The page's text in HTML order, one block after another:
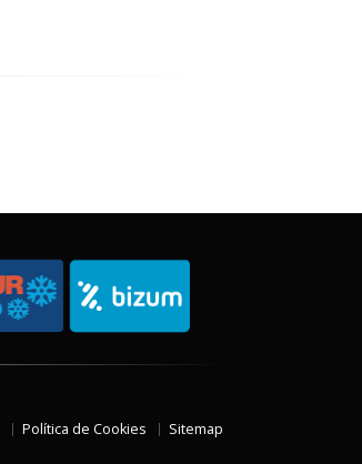
Política de Cookies Sitemap